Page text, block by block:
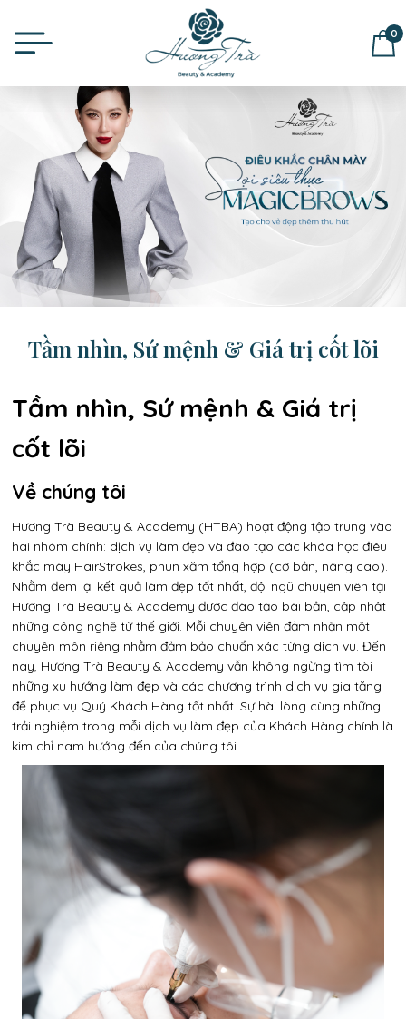
0
Tầm nhìn, Sứ mệnh & Giá trị cốt lõi
Tầm nhìn, Sứ mệnh & Giá trị
cốt lõi
Về chúng tôi
Hương Trà Beauty & Academy (HTBA) hoạt động tập trung vào
hai nhóm chính: dịch vụ làm đẹp và đào tạo các khóa học điêu
khắc mày HairStrokes, phun xăm tổng hợp (cơ bản, nâng cao).
Nhằm đem lại kết quả làm đẹp tốt nhất, đội ngũ chuyên viên tại
Hương Trà Beauty & Academy được đào tạo bài bản, cập nhật
những công nghệ từ thế giới. Mỗi chuyên viên đảm nhận một
chuyên môn riêng nhằm đảm bảo chuẩn xác từng dịch vụ. Đến
nay, Hương Trà Beauty & Academy vẫn không ngừng tìm tòi
những xu hướng làm đẹp và các chương trình dịch vụ gia tăng
để phục vụ Quý Khách Hàng tốt nhất. Sự hài lòng cùng những
trải nghiệm trong mỗi dịch vụ làm đẹp của Khách Hàng chính là
kim chỉ nam hướng đến của chúng tôi.
ĐỂ LẠI THÔNG TIN MUA HÀNG,
CHÚNG TÔI SẼ LIÊN HỆ LẠI NGAY